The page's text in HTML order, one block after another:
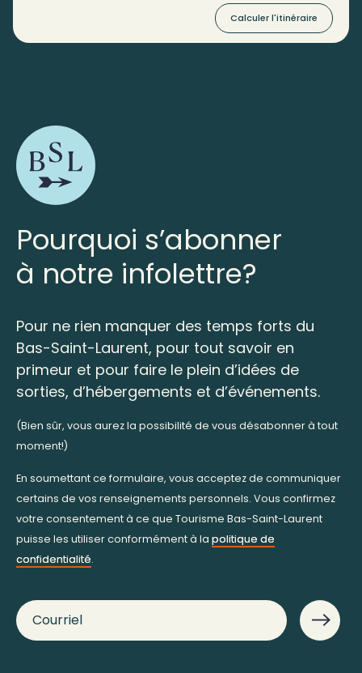
Calculer l'itinéraire
Pourquoi s’abonner
à notre infolettre?
Pour ne rien manquer des temps forts du
Bas-Saint-Laurent, pour tout savoir en
primeur et pour faire le plein d’idées de
sorties, d’hébergements et d’événements.
(Bien sûr, vous aurez la possibilité de vous désabonner à tout
moment!)
En soumettant ce formulaire, vous acceptez de communiquer
certains de vos renseignements personnels. Vous confirmez
votre consentement à ce que Tourisme Bas-Saint-Laurent
puisse les utiliser conformément à la politique de
confidentialité.